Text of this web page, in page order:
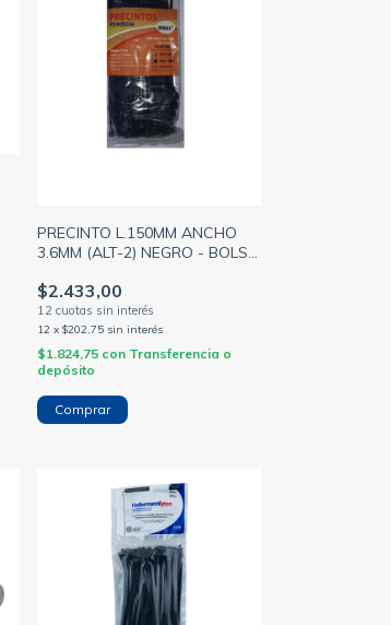
PRECINTO L.150MM ANCHO
3.6MM (ALT-2) NEGRO - BOLSA
$2.433,00
12 x $202,75 sin interés
$1.824,75 con Transferencia o
depósito